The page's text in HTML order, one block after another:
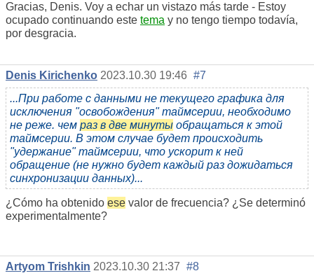
Gracias, Denis. Voy a echar un vistazo más tarde - Estoy
ocupado continuando este tema y no tengo tiempo todavía,
por desgracia.
Denis Kirichenko 2023.10.30 19:46 #7
...При работе с данными не текущего графика для
исключения "освобождения" таймсерии, необходимо
не реже. чем раз в две минуты обращаться к этой
таймсерии. В этом случае будет происходить
"удержание" таймсерии, что ускорит к ней
обращение (не нужно будет каждый раз дожидаться
синхронизации данных)...
¿Cómo ha obtenido ese valor de frecuencia? ¿Se determinó
experimentalmente?
Artyom Trishkin 2023.10.30 21:37 #8